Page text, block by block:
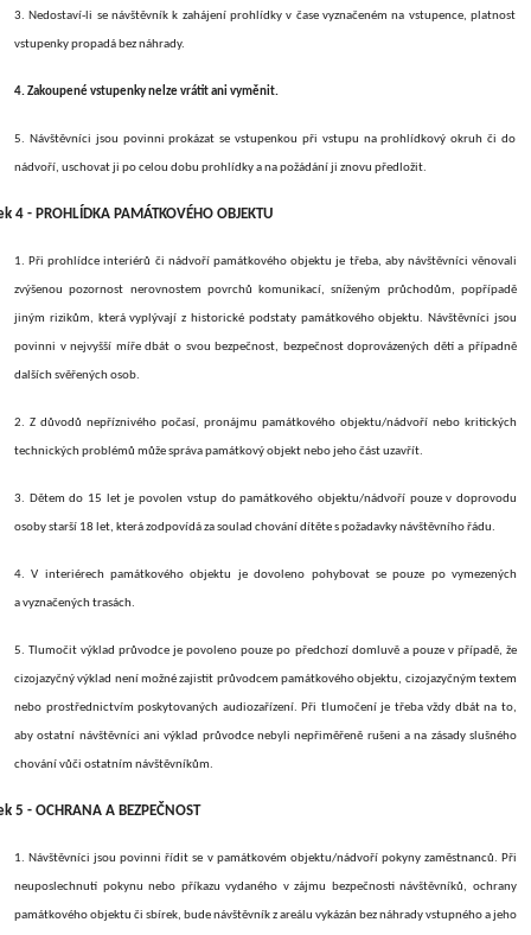
3. Nedostaví-li se návštěvník k zahájení prohlídky v čase vyznačeném na vstupence, platnost
vstupenky propadá bez náhrady.
4. Zakoupené vstupenky nelze vrátit ani vyměnit.
5. Návštěvníci jsou povinni prokázat se vstupenkou při vstupu na prohlídkový okruh či do
nádvoří, uschovat ji po celou dobu prohlídky a na požádání ji znovu předložit.
4 - PROHLÍDKA PAMÁTKOVÉHO OBJEKTU
1. Při prohlídce interiérů či nádvoří památkového objektu je třeba, aby návštěvníci věnovali
zvýšenou pozornost nerovnostem povrchů komunikací, sníženým průchodům, popřípadě
jiným rizikům, která vyplývají z historické podstaty památkového objektu. Návštěvníci jsou
povinni v nejvyšší míře dbát o svou bezpečnost, bezpečnost doprovázených dětí a případně
dalších svěřených osob.
2. Z důvodů nepříznivého počasí, pronájmu památkového objektu/nádvoří nebo kritických
technických problémů může správa památkový objekt nebo jeho část uzavřít.
3. Dětem do 15 let je povolen vstup do památkového objektu/nádvoří pouze v doprovodu
osoby starší 18 let, která zodpovídá za soulad chování dítěte s požadavky návštěvního řádu.
4. V interiérech památkového objektu je dovoleno pohybovat se pouze po vymezených
a vyznačených trasách.
5. Tlumočit výklad průvodce je povoleno pouze po předchozí domluvě a pouze v případě, že
cizojazyčný výklad není možné zajistit průvodcem památkového objektu, cizojazyčným textem
nebo prostřednictvím poskytovaných audiozařízení. Při tlumočení je třeba vždy dbát na to,
aby ostatní návštěvníci ani výklad průvodce nebyli nepřiměřeně rušeni a na zásady slušného
chování vůči ostatním návštěvníkům.
5 - OCHRANA A BEZPEČNOST
1. Návštěvníci jsou povinni řídit se v památkovém objektu/nádvoří pokyny zaměstnanců. Při
neuposlechnutí pokynu nebo příkazu vydaného v zájmu bezpečnosti návštěvníků, ochrany
památkového objektu či sbírek, bude návštěvník z areálu vykázán bez náhrady vstupného a jeho